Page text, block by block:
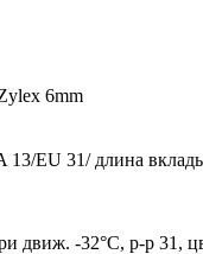
6mm
13/EU 31/ длина
движ. -32°C, р-р 31,